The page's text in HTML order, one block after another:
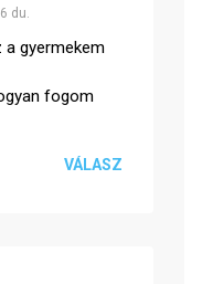
du.
gyermekem
fogom
VÁLASZ